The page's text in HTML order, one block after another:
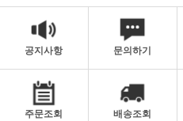
공지사항 문의하기
주문조회 배송조회